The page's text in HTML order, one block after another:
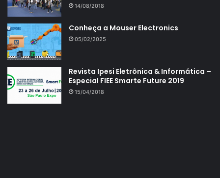
14/08/2018
Conheça a Mouser Electronics
05/02/2025
Revista Ipesi Eletrônica & Informática –
Especial FIEE Smarte Future 2019
15/04/2018